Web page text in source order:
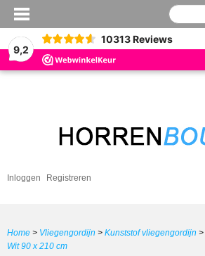
9,2
10313 Reviews
Inloggen Registreren
Home > Vliegengordijn > Kunststof vliegengordijn >
Wit 90 x 210 cm